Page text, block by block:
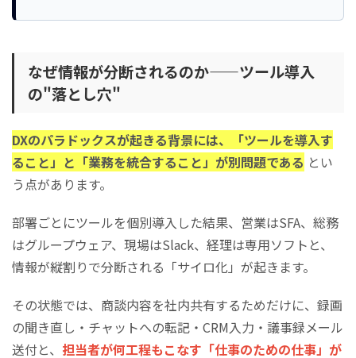
なぜ情報が分断されるのか——ツール導入
の"落とし穴"
DXのパラドックスが起きる背景には、「ツールを導入す
ること」と「業務を統合すること」が別問題である とい
う点があります。
部署ごとにツールを個別導入した結果、営業はSFA、総務
はグループウェア、現場はSlack、経理は専用ソフトと、
情報が縦割りで分断される「サイロ化」が起きます。
その状態では、商談内容を社内共有するためだけに、録画
の聞き直し・チャットへの転記・CRM入力・議事録メール
送付と、 担当者が何工程もこなす「仕事のための仕事」が